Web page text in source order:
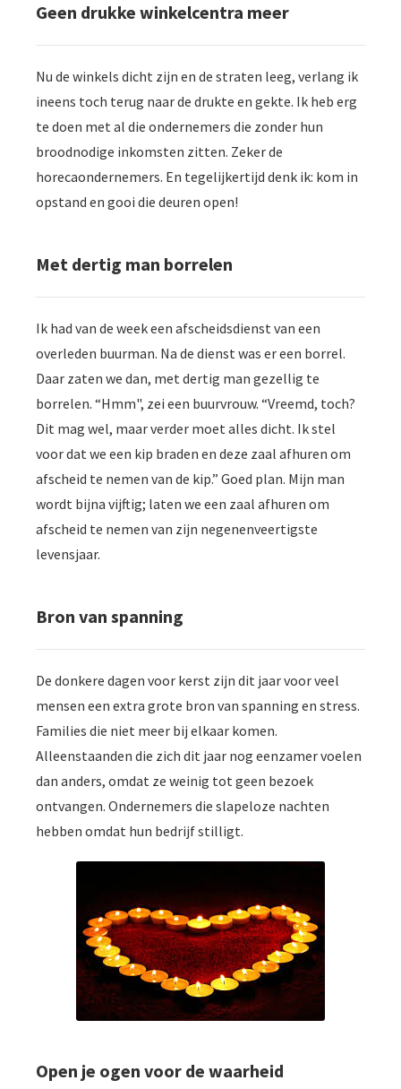
Geen drukke winkelcentra meer
Nu de winkels dicht zijn en de straten leeg, verlang ik
ineens toch terug naar de drukte en gekte. Ik heb erg
te doen met al die ondernemers die zonder hun
broodnodige inkomsten zitten. Zeker de
horecaondernemers. En tegelijkertijd denk ik: kom in
opstand en gooi die deuren open!
Met dertig man borrelen
Ik had van de week een afscheidsdienst van een
overleden buurman. Na de dienst was er een borrel.
Daar zaten we dan, met dertig man gezellig te
borrelen. “Hmm", zei een buurvrouw. “Vreemd, toch?
Dit mag wel, maar verder moet alles dicht. Ik stel
voor dat we een kip braden en deze zaal afhuren om
afscheid te nemen van de kip.” Goed plan. Mijn man
wordt bijna vijftig; laten we een zaal afhuren om
afscheid te nemen van zijn negenenveertigste
levensjaar.
Bron van spanning
De donkere dagen voor kerst zijn dit jaar voor veel
mensen een extra grote bron van spanning en stress.
Families die niet meer bij elkaar komen.
Alleenstaanden die zich dit jaar nog eenzamer voelen
dan anders, omdat ze weinig tot geen bezoek
ontvangen. Ondernemers die slapeloze nachten
hebben omdat hun bedrijf stilligt.
Open je ogen voor de waarheid